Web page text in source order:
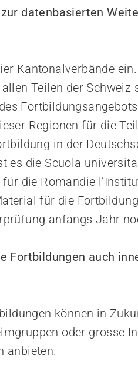
datenbasierten
Kantonalverbände
Teilen der
Regionen für die
in der
es die Scuola
die Romandie
für die
anfangs Jahr
Fortbildungen auch
können in
oder grosse
anbieten.